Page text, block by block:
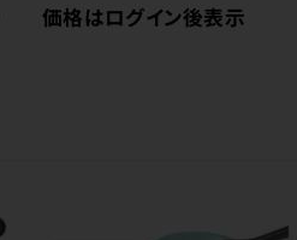
価格はログイン後表示